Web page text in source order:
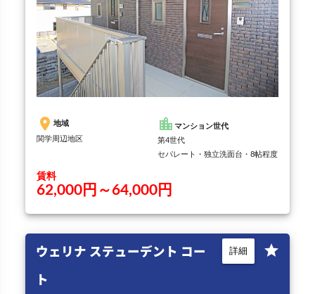
place 地域
関学周辺地区
location_city マンション世代
第4世代
セパレート・独立洗面台・8帖程度
賃料
62,000円～64,000円
ウェリナ ステューデント コー
ト
star
詳細